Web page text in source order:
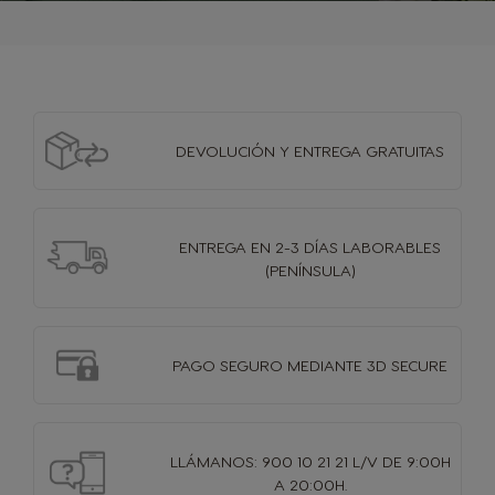
DEVOLUCIÓN Y ENTREGA GRATUITAS
ENTREGA EN 2-3 DÍAS LABORABLES
(PENÍNSULA)
PAGO SEGURO MEDIANTE 3D SECURE
LLÁMANOS: 900 10 21 21 L/V DE 9:00H
A 20:00H.